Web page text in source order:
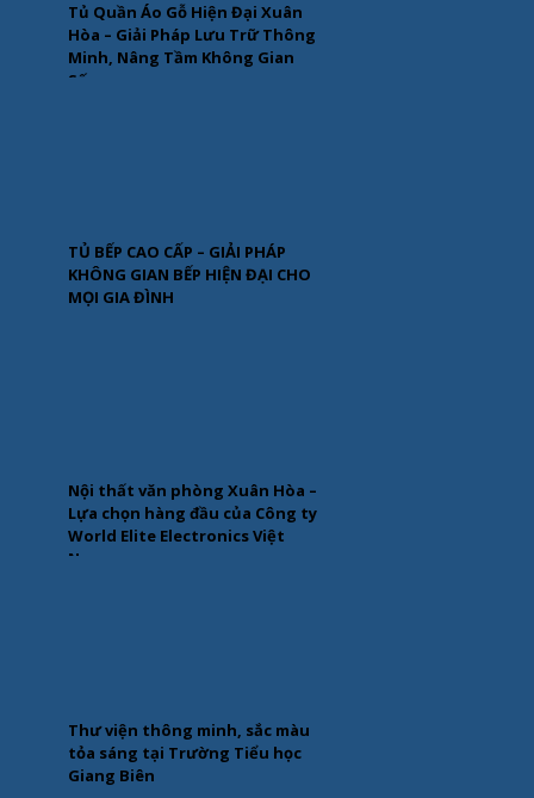
Tủ Quần Áo Gỗ Hiện Đại Xuân
Hòa – Giải Pháp Lưu Trữ Thông
Minh, Nâng Tầm Không Gian
Sống
TỦ BẾP CAO CẤP – GIẢI PHÁP
KHÔNG GIAN BẾP HIỆN ĐẠI CHO
MỌI GIA ĐÌNH
Nội thất văn phòng Xuân Hòa –
Lựa chọn hàng đầu của Công ty
World Elite Electronics Việt
Nam
Thư viện thông minh, sắc màu
tỏa sáng tại Trường Tiểu học
Giang Biên